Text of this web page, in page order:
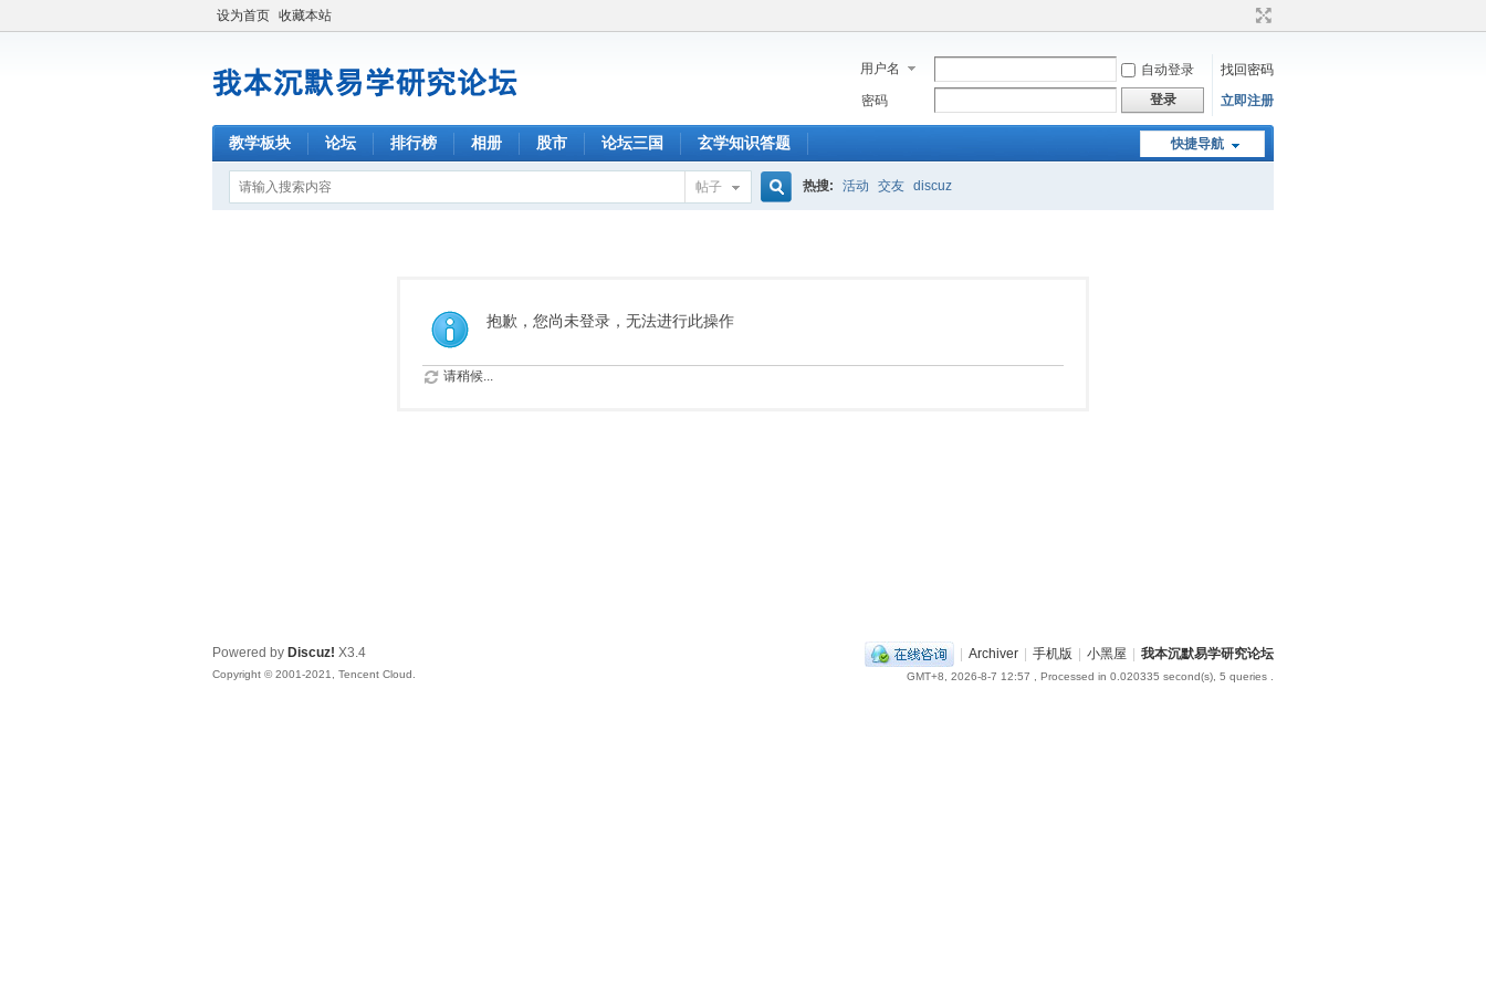
设为首页 收藏本站
用户名 自动登录
找回密码
密码
登录 立即注册
快捷导航
教学板块 论坛 排行榜 相册 股市 论坛三国 玄学知识答题
帖子 热搜: 活动 交友 discuz
抱歉，您尚未登录，无法进行此操作
请稍候...
| Archiver | 手机版 | 小黑屋 | 我本沉默易学研究论坛
GMT+8, 2026-8-7 12:57 , Processed in 0.020335 second(s), 5 queries .
Powered by Discuz! X3.4
Copyright © 2001-2021, Tencent Cloud.